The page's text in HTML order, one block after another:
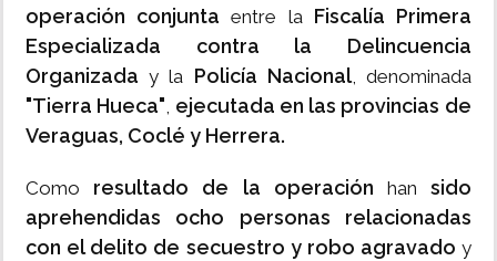
operación conjunta entre la Fiscalía Primera
Especializada contra la Delincuencia
Organizada y la Policía Nacional, denominada
"Tierra Hueca", ejecutada en las provincias de
Veraguas, Coclé y Herrera.
Como resultado de la operación hansido
aprehendidas ocho personas relacionadas
con el delito de secuestro y robo agravado y